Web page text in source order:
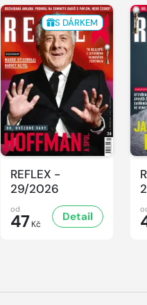
S DÁRKEM
REFLEX -
29/2026
od
47 Kč
Detail